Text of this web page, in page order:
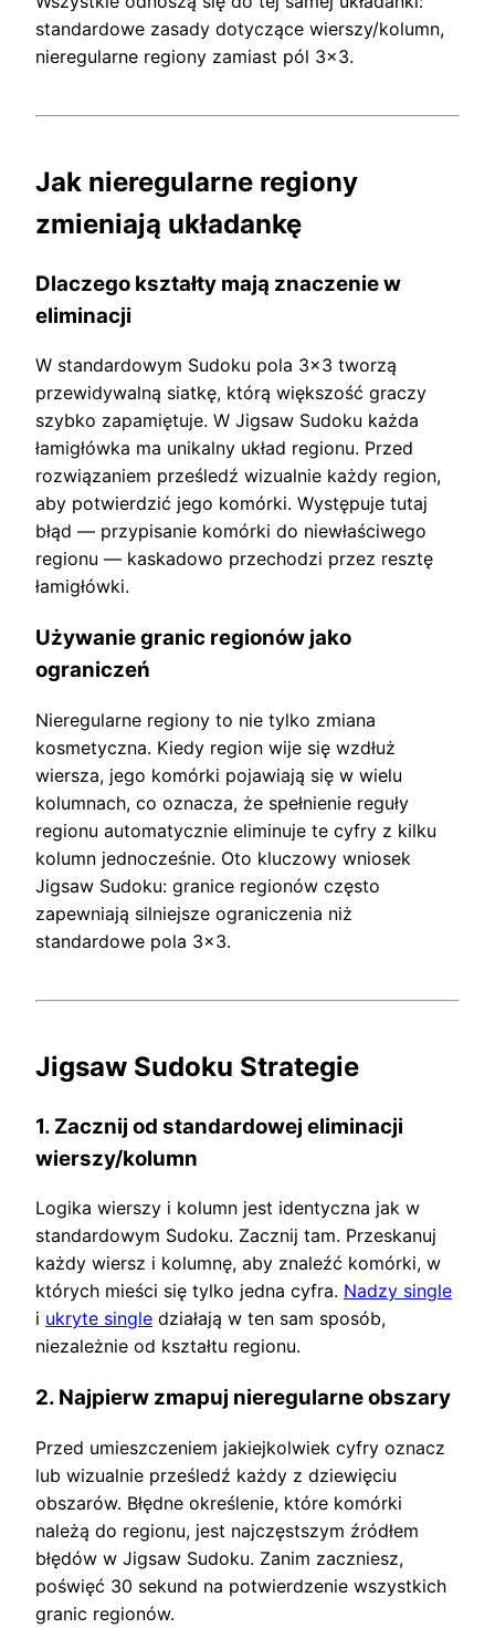
standardowe zasady dotyczące wierszy/kolumn,
nieregularne regiony zamiast pól 3×3.
Jak nieregularne regiony
zmieniają układankę
Dlaczego kształty mają znaczenie w
eliminacji
W standardowym Sudoku pola 3×3 tworzą
przewidywalną siatkę, którą większość graczy
szybko zapamiętuje. W Jigsaw Sudoku każda
łamigłówka ma unikalny układ regionu. Przed
rozwiązaniem prześledź wizualnie każdy region,
aby potwierdzić jego komórki. Występuje tutaj
błąd — przypisanie komórki do niewłaściwego
regionu — kaskadowo przechodzi przez resztę
łamigłówki.
Używanie granic regionów jako
ograniczeń
Nieregularne regiony to nie tylko zmiana
kosmetyczna. Kiedy region wije się wzdłuż
wiersza, jego komórki pojawiają się w wielu
kolumnach, co oznacza, że ​​spełnienie reguły
regionu automatycznie eliminuje te cyfry z kilku
kolumn jednocześnie. Oto kluczowy wniosek
Jigsaw Sudoku: granice regionów często
zapewniają silniejsze ograniczenia niż
standardowe pola 3×3.
Jigsaw Sudoku Strategie
1. Zacznij od standardowej eliminacji
wierszy/kolumn
Logika wierszy i kolumn jest identyczna jak w
standardowym Sudoku. Zacznij tam. Przeskanuj
każdy wiersz i kolumnę, aby znaleźć komórki, w
których mieści się tylko jedna cyfra. Nadzy single
i ukryte single działają w ten sam sposób,
niezależnie od kształtu regionu.
2. Najpierw zmapuj nieregularne obszary
Przed umieszczeniem jakiejkolwiek cyfry oznacz
lub wizualnie prześledź każdy z dziewięciu
obszarów. Błędne określenie, które komórki
należą do regionu, jest najczęstszym źródłem
błędów w Jigsaw Sudoku. Zanim zaczniesz,
poświęć 30 sekund na potwierdzenie wszystkich
granic regionów.